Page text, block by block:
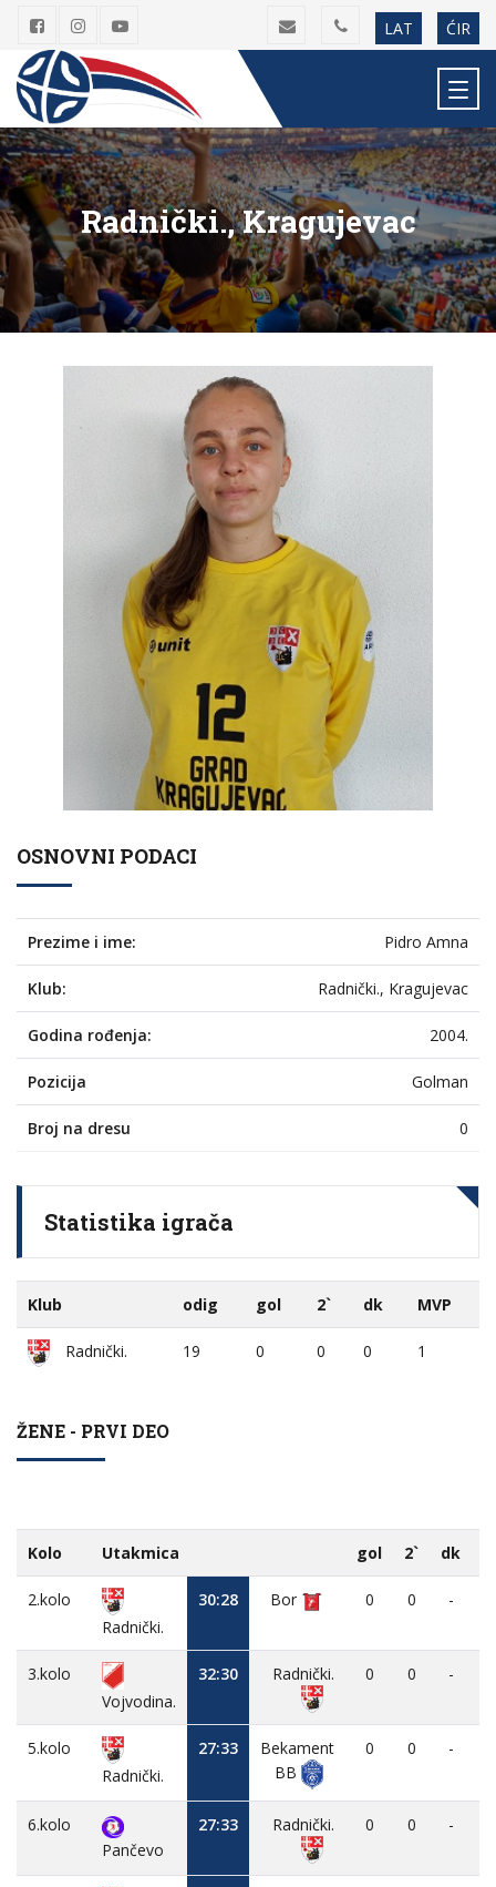
LAT ĆIR
Radnički., Kragujevac
OSNOVNI PODACI
Prezime i ime: Pidro Amna
Klub: Radnički., Kragujevac
Godina rođenja: 2004.
Pozicija Golman
Broj na dresu 0
Statistika igrača
Klub odig gol 2` dk MVP
Radnički. 19 0 0 0 1
ŽENE - PRVI DEO
Kolo Utakmica gol 2` dk
2.kolo
Radnički.
30:28 Bor 0 0 -
3.kolo
Vojvodina.
32:30 Radnički. 0 0 -
5.kolo
Radnički.
27:33
Bekament
BB
0 0 -
6.kolo
Pančevo
27:33 Radnički. 0 0 -